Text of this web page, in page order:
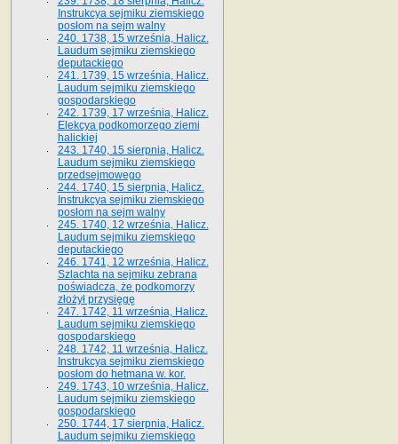
Instrukcya sejmiku ziemskiego
posłom na sejm walny
240. 1738, 15 września, Halicz.
Laudum sejmiku ziemskiego
deputackiego
241. 1739, 15 września, Halicz.
Laudum sejmiku ziemskiego
gospodarskiego
242. 1739, 17 września, Halicz.
Elekcya podkomorzego ziemi
halickiej
243. 1740, 15 sierpnia, Halicz.
Laudum sejmiku ziemskiego
przedsejmowego
244. 1740, 15 sierpnia, Halicz.
Instrukcya sejmiku ziemskiego
posłom na sejm walny
245. 1740, 12 września, Halicz.
Laudum sejmiku ziemskiego
deputackiego
246. 1741, 12 września, Halicz.
Szlachta na sejmiku zebrana
poświadcza, że podkomorzy
złożył przysięgę
247. 1742, 11 września, Halicz.
Laudum sejmiku ziemskiego
gospodarskiego
248. 1742, 11 września, Halicz.
Instrukcya sejmiku ziemskiego
posłom do hetmana w. kor.
249. 1743, 10 września, Halicz.
Laudum sejmiku ziemskiego
gospodarskiego
250. 1744, 17 sierpnia, Halicz.
Laudum sejmiku ziemskiego